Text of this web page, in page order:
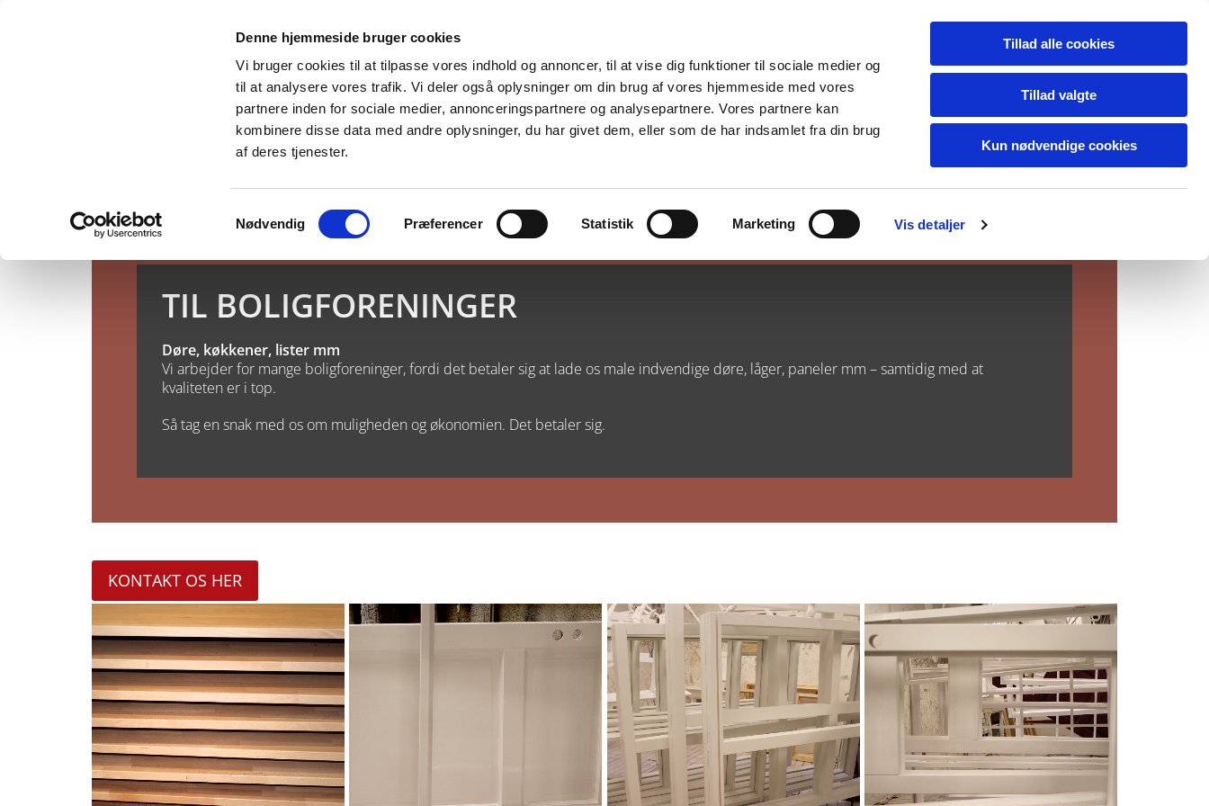
Denne hjemmeside bruger cookies
Vi bruger cookies til at tilpasse vores indhold og annoncer, til at vise dig funktioner til sociale medier og
til at analysere vores trafik. Vi deler også oplysninger om din brug af vores hjemmeside med vores
partnere inden for sociale medier, annonceringspartnere og analysepartnere. Vores partnere kan
kombinere disse data med andre oplysninger, du har givet dem, eller som de har indsamlet fra din brug
af deres tjenester.
Nødvendig Præferencer Statistik Marketing Vis detaljer
Tillad alle cookies
Tillad valgte
Kun nødvendige cookies
Tlf. 59 65 08 33
HÅNDVÆRKER BYGGEMARKEDER
TIL BOLIGFORENINGER
Døre, køkkener, lister mm
Vi arbejder for mange boligforeninger, fordi det betaler sig at lade os male indvendige døre, låger, paneler mm – samtidig med at
kvaliteten er i top.
Så tag en snak med os om muligheden og økonomien. Det betaler sig.
KONTAKT OS HER